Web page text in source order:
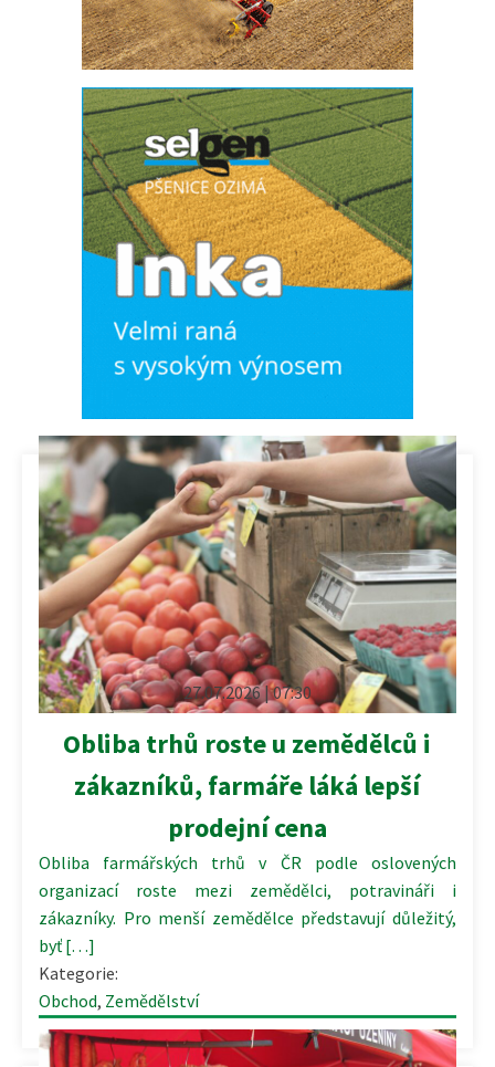
27.07.2026 | 07:30
Obliba trhů roste u zemědělců i
zákazníků, farmáře láká lepší
prodejní cena
Obliba farmářských trhů v ČR podle oslovených
organizací roste mezi zemědělci, potravináři i
zákazníky. Pro menší zemědělce představují důležitý,
byť […]
Kategorie:
Obchod, Zemědělství